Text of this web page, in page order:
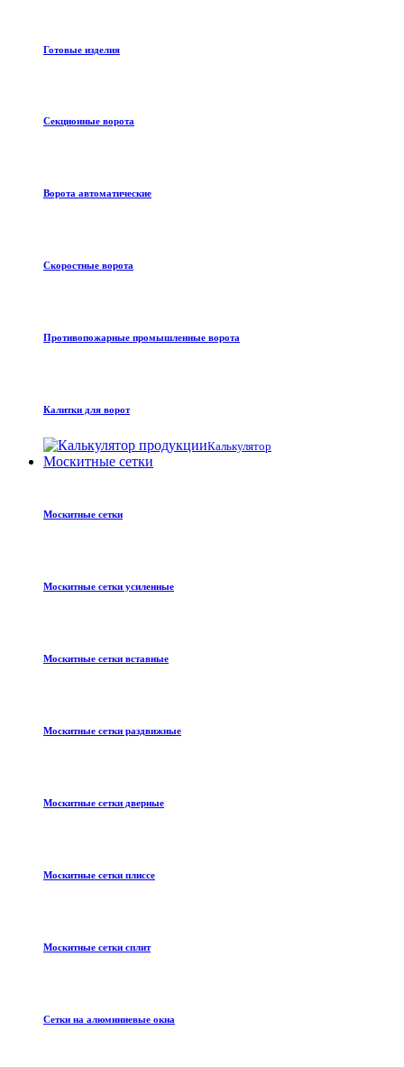
Готовые изделия
Секционные ворота
Ворота автоматические
Скоростные ворота
Противопожарные промышленные ворота
Калитки для ворот
Калькулятор
Москитные сетки
Москитные сетки
Москитные сетки усиленные
Москитные сетки вставные
Москитные сетки раздвижные
Москитные сетки дверные
Москитные сетки плиссе
Москитные сетки сплит
Сетки на алюминиевые окна